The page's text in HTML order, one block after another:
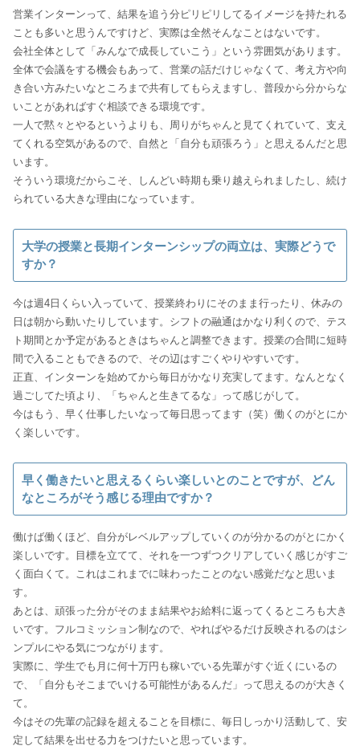
営業インターンって、結果を追う分ピリピリしてるイメージを持たれる
ことも多いと思うんですけど、実際は全然そんなことはないです。
会社全体として「みんなで成長していこう」という雰囲気があります。
全体で会議をする機会もあって、営業の話だけじゃなくて、考え方や向
き合い方みたいなところまで共有してもらえますし、普段から分からな
いことがあればすぐ相談できる環境です。
一人で黙々とやるというよりも、周りがちゃんと見てくれていて、支え
てくれる空気があるので、自然と「自分も頑張ろう」と思えるんだと思
います。
そういう環境だからこそ、しんどい時期も乗り越えられましたし、続け
られている大きな理由になっています。
大学の授業と長期インターンシップの両立は、実際どうで
すか？
今は週4日くらい入っていて、授業終わりにそのまま行ったり、休みの
日は朝から動いたりしています。シフトの融通はかなり利くので、テス
ト期間とか予定があるときはちゃんと調整できます。授業の合間に短時
間で入ることもできるので、その辺はすごくやりやすいです。
正直、インターンを始めてから毎日がかなり充実してます。なんとなく
過ごしてた頃より、「ちゃんと生きてるな」って感じがして。
今はもう、早く仕事したいなって毎日思ってます（笑）働くのがとにか
く楽しいです。
早く働きたいと思えるくらい楽しいとのことですが、どん
なところがそう感じる理由ですか？
働けば働くほど、自分がレベルアップしていくのが分かるのがとにかく
楽しいです。目標を立てて、それを一つずつクリアしていく感じがすご
く面白くて。これはこれまでに味わったことのない感覚だなと思いま
す。
あとは、頑張った分がそのまま結果やお給料に返ってくるところも大き
いです。フルコミッション制なので、やればやるだけ反映されるのはシ
ンプルにやる気につながります。
実際に、学生でも月に何十万円も稼いでいる先輩がすぐ近くにいるの
で、「自分もそこまでいける可能性があるんだ」って思えるのが大きく
て。
今はその先輩の記録を超えることを目標に、毎日しっかり活動して、安
定して結果を出せる力をつけたいと思っています。